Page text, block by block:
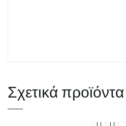
Σχετικά προϊόντα